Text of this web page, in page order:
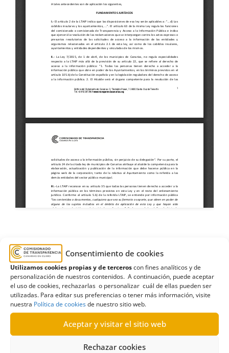
Consentimiento de cookies
Utilizamos cookies propias y de terceroscon fines analíticos y de
personalización de nuestros contenidos. A continuación, puede aceptar
el uso de cookies, rechazarlas o personalizar cuál de ellas pueden ser
utilizadas. Para editar sus preferencias o tener más información, visite
nuestra Política de cookiesde nuestro sitio web.
Aceptar y visitar el sitio web
Rechazar cookies
Cabildo de Gran Canaria
Inadmisión,
Protección civil,seguro,sustitución,voluntarios
R87/2024